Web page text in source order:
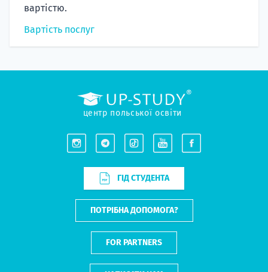
вартістю.
Вартість послуг
центр польської освіти
ГІД СТУДЕНТА
ПОТРІБНА ДОПОМОГА?
FOR PARTNERS